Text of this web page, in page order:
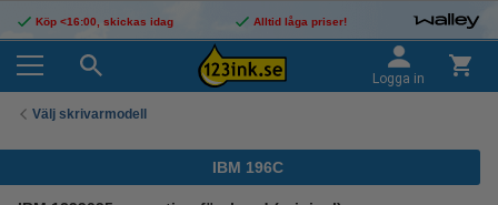
Köp <16:00, skickas idag Alltid låga priser!
Logga in
Välj skrivarmodell
IBM 196C